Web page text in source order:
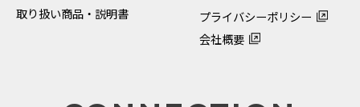
取り扱い商品・説明書
プライバシーポリシー
会社概要